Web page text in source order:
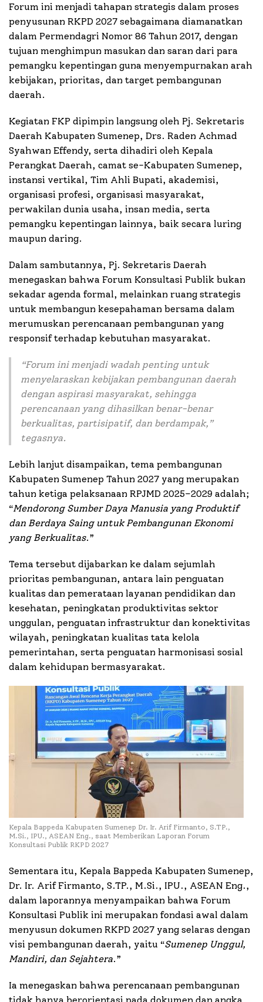
Forum ini menjadi tahapan strategis dalam proses
penyusunan RKPD 2027 sebagaimana diamanatkan
dalam Permendagri Nomor 86 Tahun 2017, dengan
tujuan menghimpun masukan dan saran dari para
pemangku kepentingan guna menyempurnakan arah
kebijakan, prioritas, dan target pembangunan
daerah.
Kegiatan FKP dipimpin langsung oleh Pj. Sekretaris
Daerah Kabupaten Sumenep, Drs. Raden Achmad
Syahwan Effendy, serta dihadiri oleh Kepala
Perangkat Daerah, camat se-Kabupaten Sumenep,
instansi vertikal, Tim Ahli Bupati, akademisi,
organisasi profesi, organisasi masyarakat,
perwakilan dunia usaha, insan media, serta
pemangku kepentingan lainnya, baik secara luring
maupun daring.
Dalam sambutannya, Pj. Sekretaris Daerah
menegaskan bahwa Forum Konsultasi Publik bukan
sekadar agenda formal, melainkan ruang strategis
untuk membangun kesepahaman bersama dalam
merumuskan perencanaan pembangunan yang
responsif terhadap kebutuhan masyarakat.
“Forum ini menjadi wadah penting untuk
menyelaraskan kebijakan pembangunan daerah
dengan aspirasi masyarakat, sehingga
perencanaan yang dihasilkan benar-benar
berkualitas, partisipatif, dan berdampak,”
tegasnya.
Lebih lanjut disampaikan, tema pembangunan
Kabupaten Sumenep Tahun 2027 yang merupakan
tahun ketiga pelaksanaan RPJMD 2025–2029 adalah;
“Mendorong Sumber Daya Manusia yang Produktif
dan Berdaya Saing untuk Pembangunan Ekonomi
yang Berkualitas.”
Tema tersebut dijabarkan ke dalam sejumlah
prioritas pembangunan, antara lain penguatan
kualitas dan pemerataan layanan pendidikan dan
kesehatan, peningkatan produktivitas sektor
unggulan, penguatan infrastruktur dan konektivitas
wilayah, peningkatan kualitas tata kelola
pemerintahan, serta penguatan harmonisasi sosial
dalam kehidupan bermasyarakat.
Kepala Bappeda Kabupaten Sumenep Dr. Ir. Arif Firmanto, S.TP.,
M.Si., IPU., ASEAN Eng., saat Memberikan Laporan Forum
Konsultasi Publik RKPD 2027
Sementara itu, Kepala Bappeda Kabupaten Sumenep,
Dr. Ir. Arif Firmanto, S.TP., M.Si., IPU., ASEAN Eng.,
dalam laporannya menyampaikan bahwa Forum
Konsultasi Publik ini merupakan fondasi awal dalam
menyusun dokumen RKPD 2027 yang selaras dengan
visi pembangunan daerah, yaitu “Sumenep Unggul,
Mandiri, dan Sejahtera.”
Ia menegaskan bahwa perencanaan pembangunan